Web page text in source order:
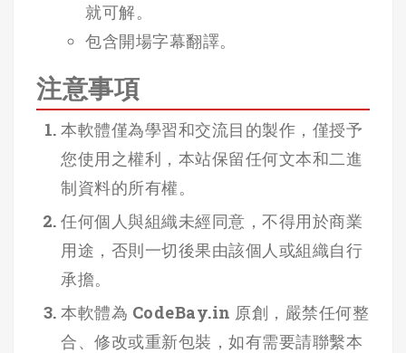
就可解。
包含開場字幕翻譯。
注意事項
本軟體僅為學習和交流目的製作，僅授予
您使用之權利，本站保留任何文本和二進
制資料的所有權。
任何個人與組織未經同意，不得用於商業
用途，否則一切後果由該個人或組織自行
承擔。
本軟體為 CodeBay.in 原創，嚴禁任何整
合、修改或重新包裝，如有需要請聯繫本